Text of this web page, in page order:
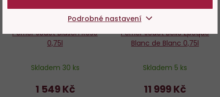
Perrier Jouet Blason Rose
0,75l
Skladem 30 ks
1 549 Kč
Perrier Jouët Belle Epoque
Blanc de Blanc 0,75l
Skladem 5 ks
11 999 Kč
Podrobné nastavení